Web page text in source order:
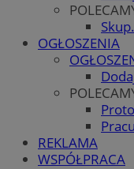
OGŁOSZENIA
REKLAMA
WSPÓŁPRACA